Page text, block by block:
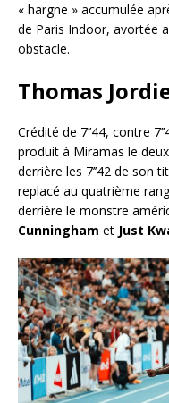
« hargne » accumulée
de Paris Indoor, avortée
obstacle.
Thomas
Crédité de 7’’44, contre
produit à Miramas le
derrière les 7’’42 de son
replacé au quatrième
derrière le monstre
Cunningham et Just